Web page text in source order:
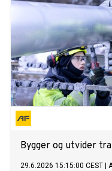
kundene.
Bygger og utvider
29.6.2026 15:15:00 CEST